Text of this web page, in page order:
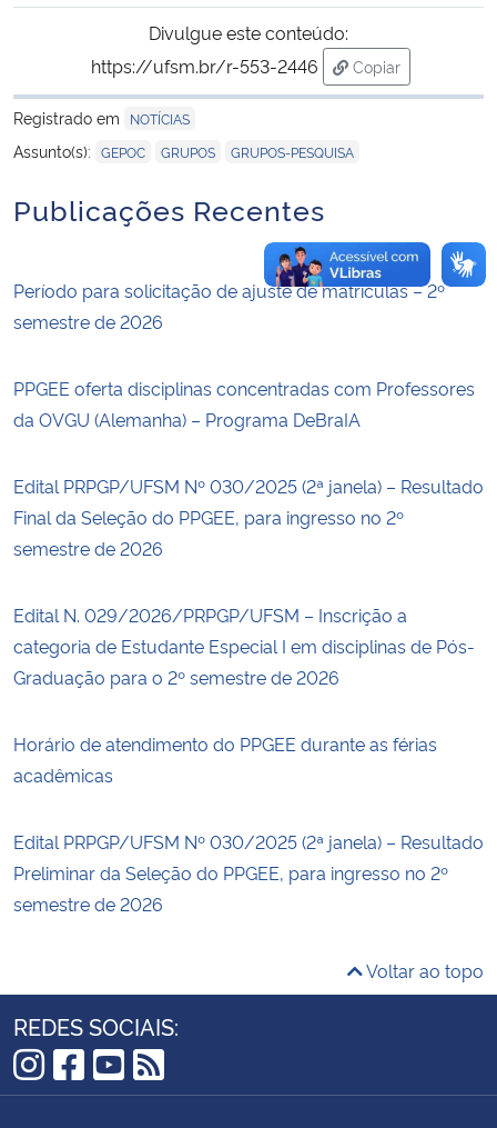
Divulgue este conteúdo:
https://ufsm.br/r-553-2446
Copiar
para área de
Registrado em
NOTÍCIAS
Assunto(s): GEPOC GRUPOS GRUPOS-PESQUISA
Publicações Recentes
Período para solicitação de ajuste de matrículas – 2º
semestre de 2026
PPGEE oferta disciplinas concentradas com Professores
da OVGU (Alemanha) – Programa DeBraIA
Edital PRPGP/UFSM Nº 030/2025 (2ª janela) – Resultado
Final da Seleção do PPGEE, para ingresso no 2º
semestre de 2026
Edital N. 029/2026/PRPGP/UFSM – Inscrição a
categoria de Estudante Especial I em disciplinas de Pós-
Graduação para o 2º semestre de 2026
Horário de atendimento do PPGEE durante as férias
acadêmicas
Edital PRPGP/UFSM Nº 030/2025 (2ª janela) – Resultado
Preliminar da Seleção do PPGEE, para ingresso no 2º
semestre de 2026
Voltar ao topo
REDES SOCIAIS:
Instagram
Facebook
YouTube
RSS